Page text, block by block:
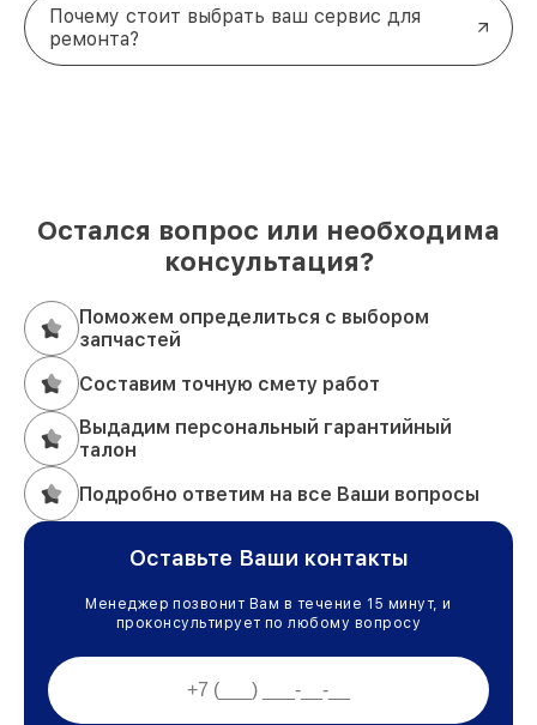
Почему стоит выбрать ваш сервис для
ремонта?
Остался вопрос или необходима
консультация?
Поможем определиться с выбором
запчастей
Составим точную смету работ
Выдадим персональный гарантийный
талон
Подробно ответим на все Ваши вопросы
Оставьте Ваши контакты
Менеджер позвонит Вам в течение 15 минут, и
проконсультирует по любому вопросу